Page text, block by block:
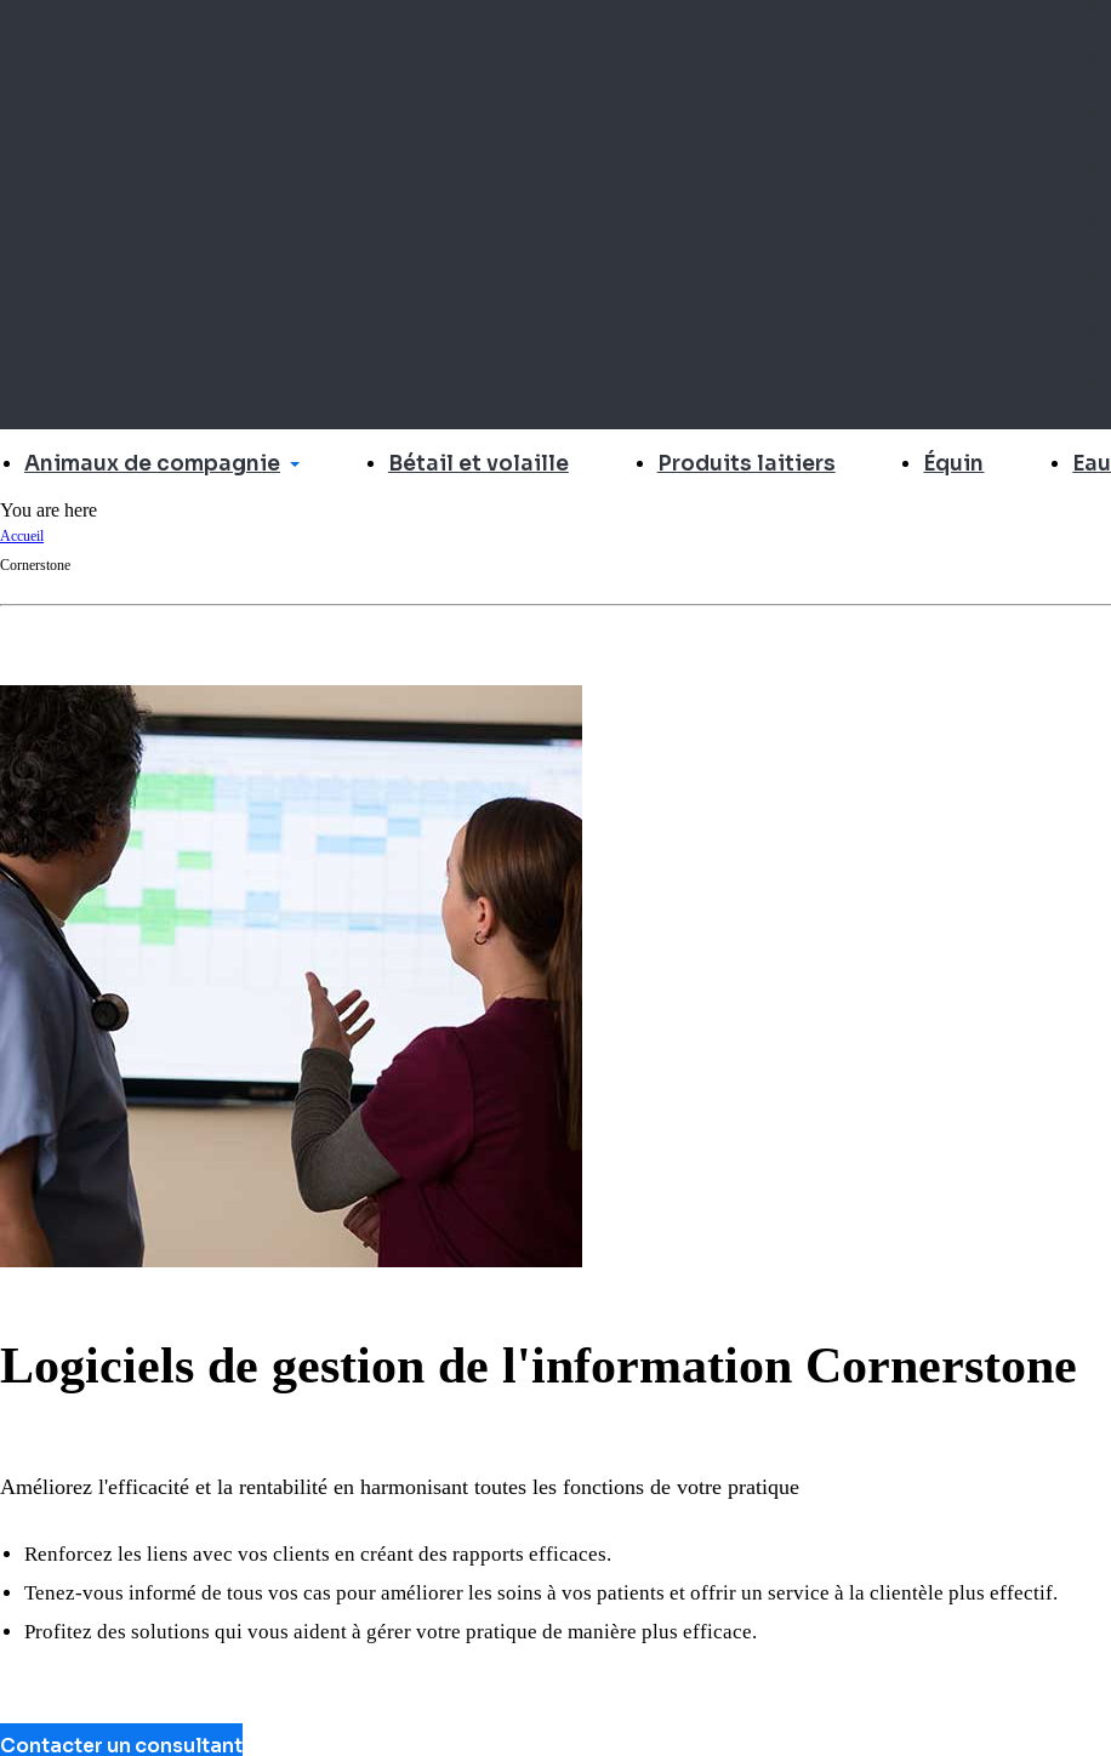
Animaux de compagnie Bétail et volaille Produits laitiers Équin Eau
You are here
Accueil
Cornerstone
Logiciels de gestion de l'information Cornerstone
Améliorez l'efficacité et la rentabilité en harmonisant toutes les fonctions de votre pratique
Renforcez les liens avec vos clients en créant des rapports efficaces.
Tenez-vous informé de tous vos cas pour améliorer les soins à vos patients et offrir un service à la clientèle plus effectif.
Profitez des solutions qui vous aident à gérer votre pratique de manière plus efficace.
Contacter un consultant